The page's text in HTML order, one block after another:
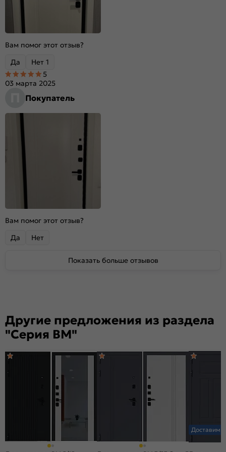
Вам помог этот отзыв?
Да
Нет 1
Покупатель
03 марта 2025
5
Вам помог этот отзыв?
Да
Нет
Показать больше отзывов
Другие предложения из раздела
"Серия BM"
Доставим